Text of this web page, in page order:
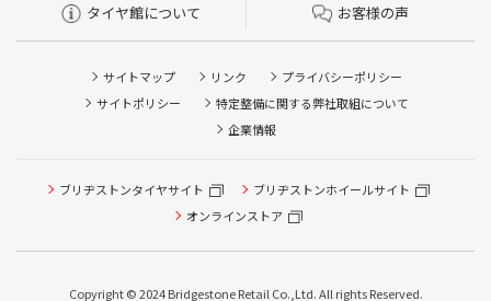
タイヤ館について お客様の声
サイトマップ リンク
プライバシーポリシー
サイトポリシー
特定整備に関する弊社取組について
企業情報
ブリヂストンタイヤサイト
ブリヂストンホイールサイト
オンラインストア
Copyright © 2024 Bridgestone Retail Co.,Ltd. All rights Reserved.
タイヤ点検・安全点検/タイヤ履き替え/オイル交換/その他
ピット作業の予約
本日のタイヤ履き替え順番待ち予約 ※クローク契約会員の